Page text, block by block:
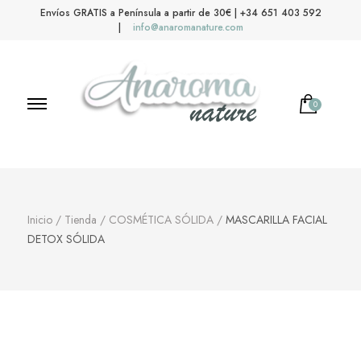
Envíos GRATIS a Península a partir de 30€ | +34 651 403 592
|
info@anaromanature.com
0
Inicio / Tienda / COSMÉTICA SÓLIDA / MASCARILLA FACIAL
DETOX SÓLIDA